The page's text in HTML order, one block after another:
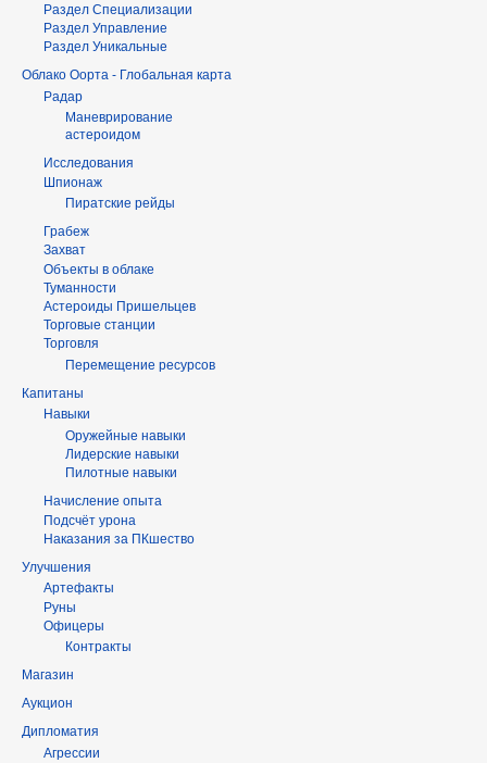
Раздел Специализации
Раздел Управление
Раздел Уникальные
Облако Оорта - Глобальная карта
Радар
Маневрирование
астероидом
Исследования
Шпионаж
Пиратские рейды
Грабеж
Захват
Объекты в облаке
Туманности
Астероиды Пришельцев
Торговые станции
Торговля
Перемещение ресурсов
Капитаны
Навыки
Оружейные навыки
Лидерские навыки
Пилотные навыки
Начисление опыта
Подсчёт урона
Наказания за ПКшество
Улучшения
Артефакты
Руны
Офицеры
Контракты
Магазин
Аукцион
Дипломатия
Агрессии